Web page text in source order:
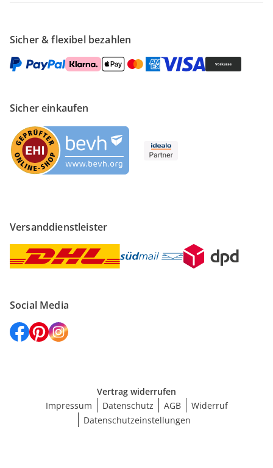
Sicher & flexibel bezahlen
Sicher einkaufen
Versanddienstleister
Social Media
Vertrag widerrufen
Impressum
Datenschutz AGB
Widerruf
Datenschutzeinstellungen